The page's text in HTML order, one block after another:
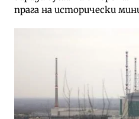
прага на исторически